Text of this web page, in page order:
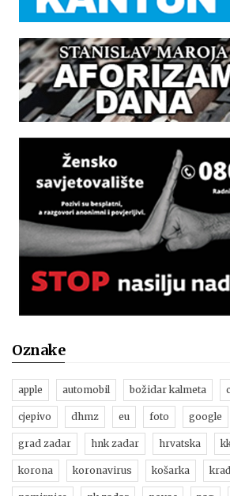
Oznake
apple automobil božidar kalmeta
cjepivo dhmz eu foto google
grad zadar hnk zadar hrvatska
korona koronavirus košarka